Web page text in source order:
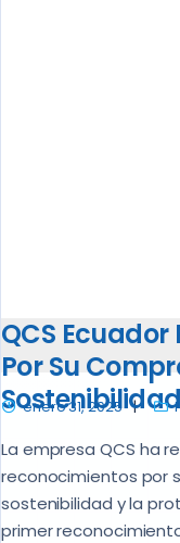
QCS
Por Su
enero 31, 2025
La empresa QCS ha
reconocimientos por
sostenibilidad y la
primer